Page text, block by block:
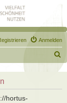
Anmelden
u
h
hortus-